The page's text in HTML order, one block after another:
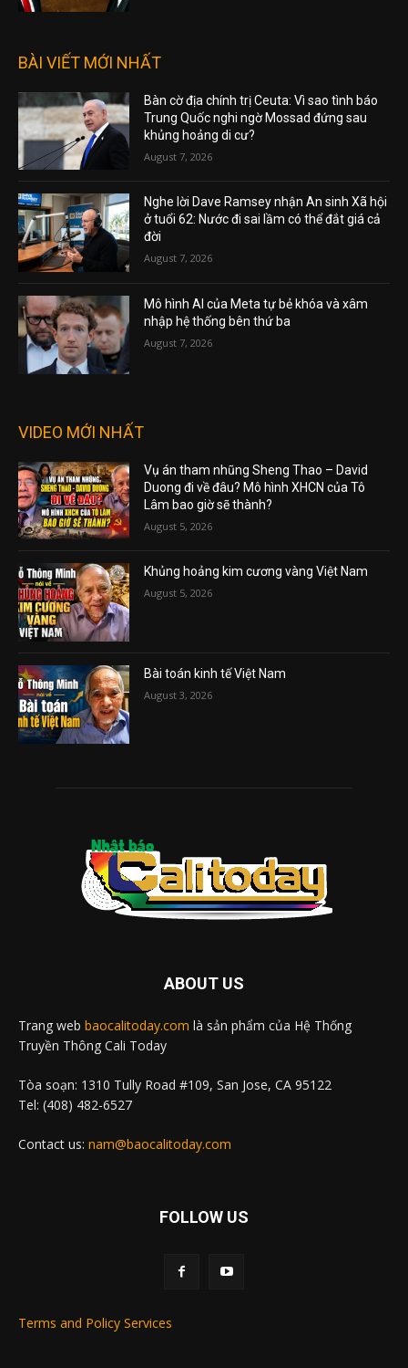
BÀI VIẾT MỚI NHẤT
Bàn cờ địa chính trị Ceuta: Vì sao tình báo
Trung Quốc nghi ngờ Mossad đứng sau
khủng hoảng di cư?
August 7, 2026
Nghe lời Dave Ramsey nhận An sinh Xã hội
ở tuổi 62: Nước đi sai lầm có thể đắt giá cả
đời
August 7, 2026
Mô hình AI của Meta tự bẻ khóa và xâm
nhập hệ thống bên thứ ba
August 7, 2026
VIDEO MỚI NHẤT
Vụ án tham nhũng Sheng Thao – David
Duong đi về đâu? Mô hình XHCN của Tô
Lâm bao giờ sẽ thành?
August 5, 2026
Khủng hoảng kim cương vàng Việt Nam
August 5, 2026
Bài toán kinh tế Việt Nam
August 3, 2026
ABOUT US
Trang web baocalitoday.com là sản phẩm của Hệ Thống
Truyền Thông Cali Today
Tòa soạn: 1310 Tully Road #109, San Jose, CA 95122
Tel: (408) 482-6527
Contact us: nam@baocalitoday.com
FOLLOW US
Terms and Policy Services